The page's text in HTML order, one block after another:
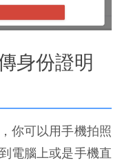
身份證明
你可以用手機拍照
電腦上或是手機直